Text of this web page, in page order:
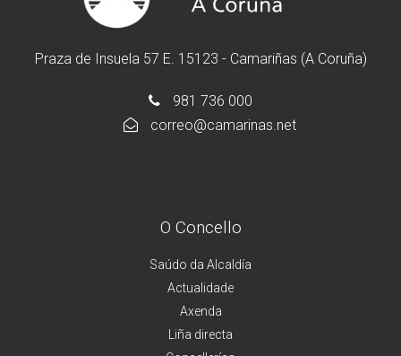
Praza de Insuela 57 E. 15123 - Camariñas (A Coruña)
981 736 000
correo@camarinas.net
O Concello
Saúdo da Alcaldía
Actualidade
Axenda
Liña directa